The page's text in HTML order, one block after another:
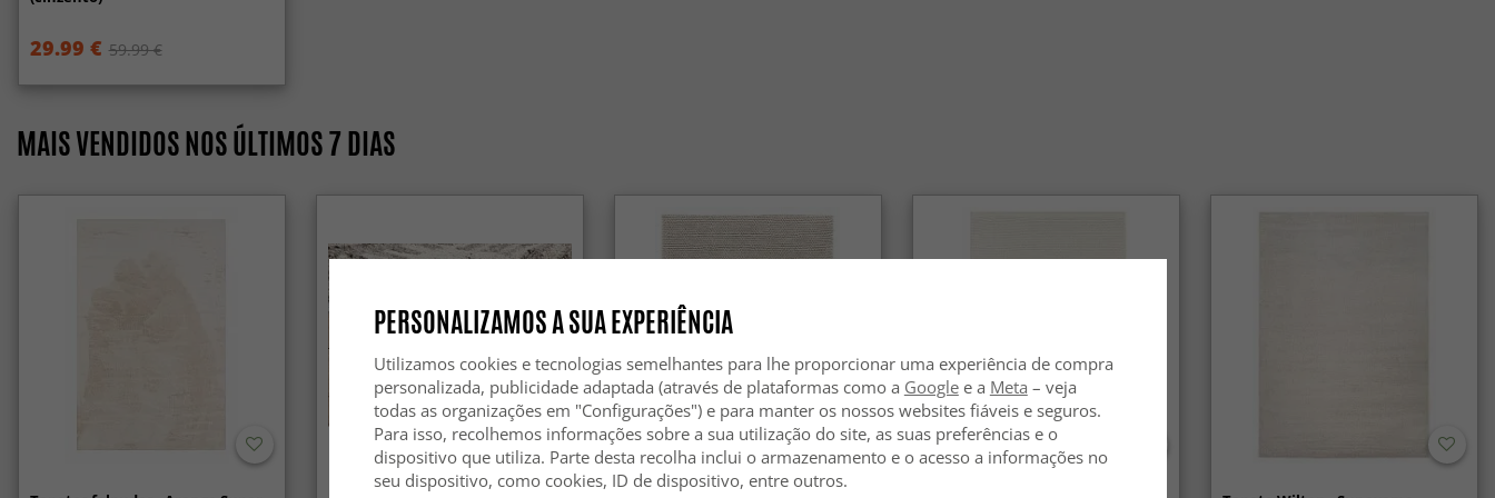
29.99 € 59.99 €
MAIS VENDIDOS NOS ÚLTIMOS 7 DIAS
PERSONALIZAMOS A SUA EXPERIÊNCIA
Utilizamos cookies e tecnologias semelhantes para lhe proporcionar uma experiência de compra
personalizada, publicidade adaptada (através de plataformas como a Googlee a Meta – veja
todas as organizações em "Configurações") e para manter os nossos websites fiáveis e seguros.
Para isso, recolhemos informações sobre a sua utilização do site, as suas preferências e o
dispositivo que utiliza. Parte desta recolha inclui o armazenamento e o acesso a informações no
seu dispositivo, como cookies, ID de dispositivo, entre outros.